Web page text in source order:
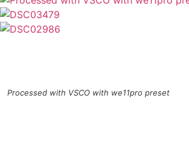
Processed with VSCO with we11pro preset